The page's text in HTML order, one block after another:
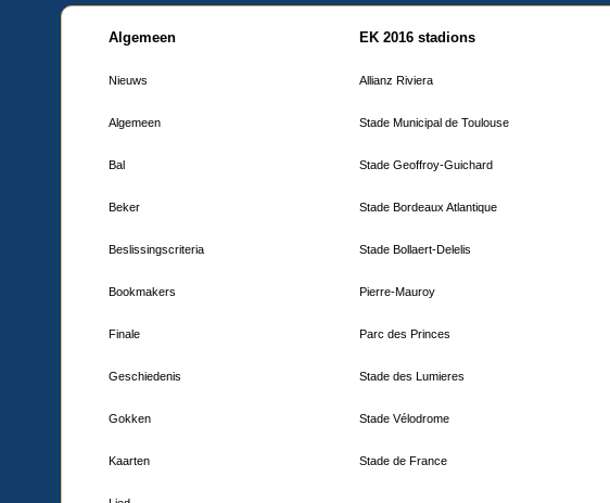
Algemeen
Nieuws
Algemeen
Bal
Beker
Beslissingscriteria
Bookmakers
Finale
Geschiedenis
Gokken
Kaarten
EK 2016 stadions
Allianz Riviera
Stade Municipal de Toulouse
Stade Geoffroy-Guichard
Stade Bordeaux Atlantique
Stade Bollaert-Delelis
Pierre-Mauroy
Parc des Princes
Stade des Lumieres
Stade Vélodrome
Stade de France